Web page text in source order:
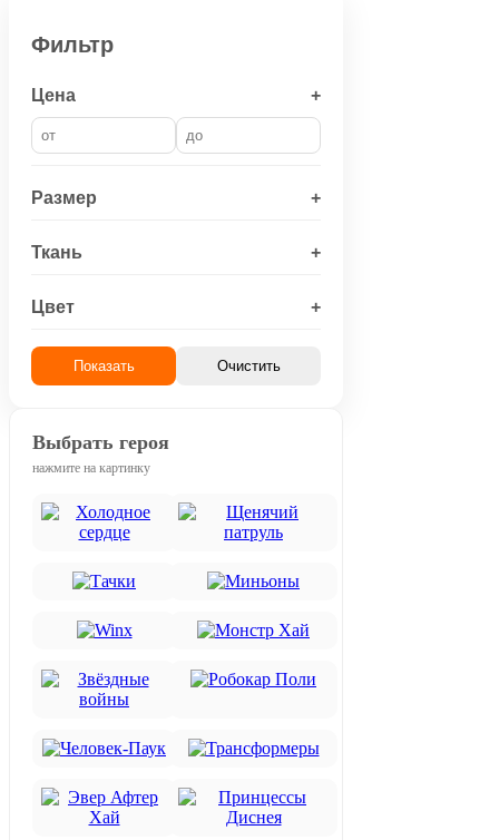
Фильтр
Цена +
Размер +
Ткань +
Цвет +
Показать Очистить
Выбрать героя
нажмите на картинку